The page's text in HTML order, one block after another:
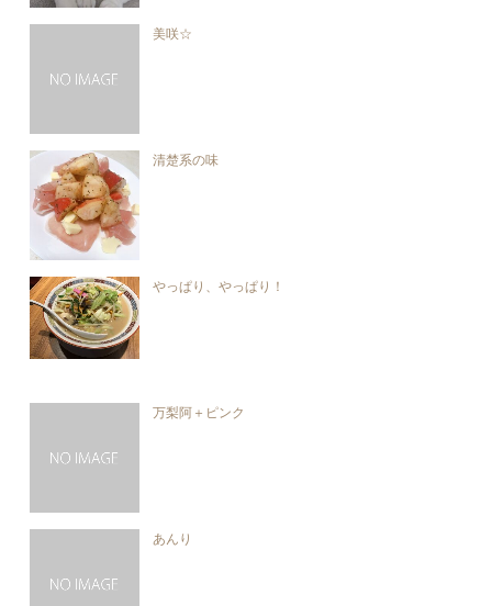
美咲☆
清楚系の味
やっぱり、やっぱり！
万梨阿＋ピンク
あんり